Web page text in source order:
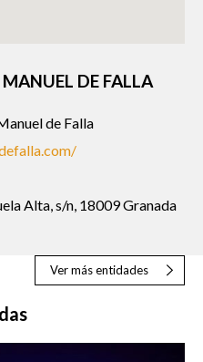
DE FALLA
de Falla
Alta, s/n, 18009 Granada
Ver más entidades